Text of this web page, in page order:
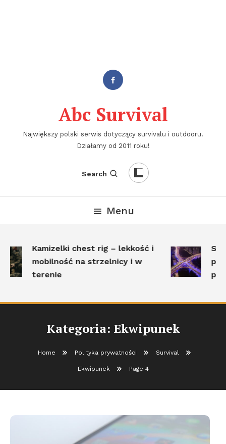
Abc Survival
Największy polski serwis dotyczący survivalu i outdooru.
Działamy od 2011 roku!
Search
Menu
Kamizelki chest rig – lekkość i
mobilność na strzelnicy i w
terenie
Kategoria: Ekwipunek
Home Polityka prywatności Survival
Ekwipunek Page 4